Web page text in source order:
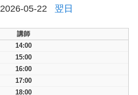
2026-05-22 翌日
講師
14:00
15:00
16:00
17:00
18:00